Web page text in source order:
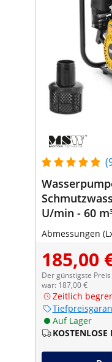
U/min - 60
Abmessungen
185,00
Der günstigste
war: 187,00 €
Zeitlich
Auf Lager
KOSTENLOSE